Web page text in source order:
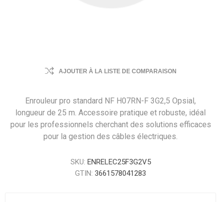
AJOUTER À LA LISTE DE COMPARAISON
Enrouleur pro standard NF H07RN-F 3G2,5 Opsial,
longueur de 25 m. Accessoire pratique et robuste, idéal
pour les professionnels cherchant des solutions efficaces
pour la gestion des câbles électriques.
SKU: ENRELEC25F3G2V5
GTIN: 3661578041283